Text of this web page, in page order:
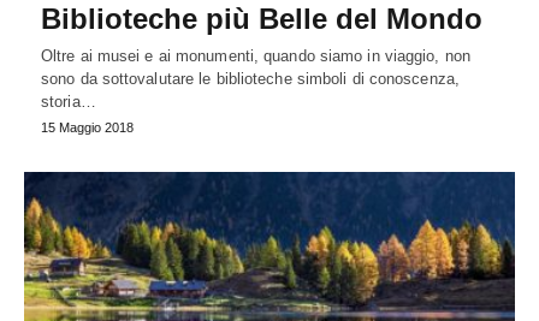
Biblioteche più Belle del Mondo
Oltre ai musei e ai monumenti, quando siamo in viaggio, non
sono da sottovalutare le biblioteche simboli di conoscenza,
storia…
15 Maggio 2018